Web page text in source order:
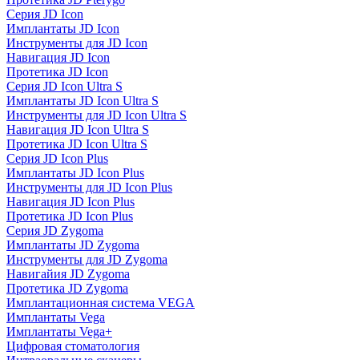
Серия JD Icon
Имплантаты JD Icon
Инструменты для JD Icon
Навигация JD Icon
Протетика JD Icon
Серия JD Icon Ultra S
Имплантаты JD Icon Ultra S
Инструменты для JD Icon Ultra S
Навигация JD Icon Ultra S
Протетика JD Icon Ultra S
Серия JD Icon Plus
Имплантаты JD Icon Plus
Инструменты для JD Icon Plus
Навигация JD Icon Plus
Протетика JD Icon Plus
Серия JD Zygoma
Имплантаты JD Zygoma
Инструменты для JD Zygoma
Навигайия JD Zygoma
Протетика JD Zygoma
Имплантационная система VEGA
Имплантаты Vega
Имплантаты Vega+
Цифровая стоматология